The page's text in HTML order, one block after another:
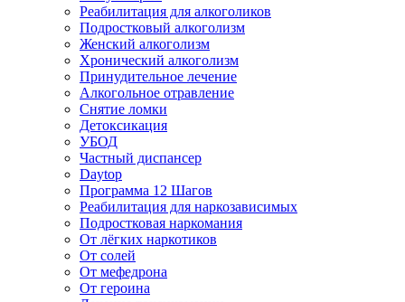
Реабилитация для алкоголиков
Подростковый алкоголизм
Женский алкоголизм
Хронический алкоголизм
Принудительное лечение
Алкогольное отравление
Снятие ломки
Детоксикация
УБОД
Частный диспансер
Daytop
Программа 12 Шагов
Реабилитация для наркозависимых
Подростковая наркомания
От лёгких наркотиков
От солей
От мефедрона
От героина